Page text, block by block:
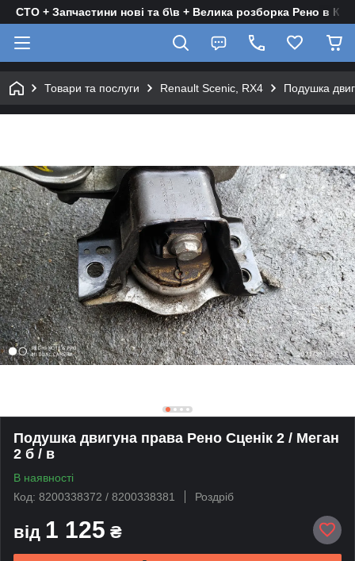
СТО + Запчастини нові та б\в + Велика розборка Рено в
Товари та послуги Renault Scenic, RX4 Подушка
Подушка двигуна права Рено Сценік 2 / Меган
2 б / в
В наявності
Код: 8200338372 / 8200338381
Роздріб
від 1 125 ₴